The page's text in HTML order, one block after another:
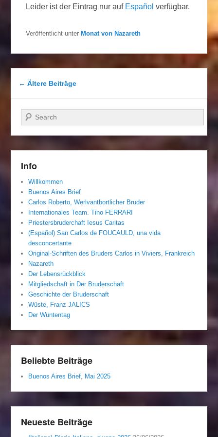
Leider ist der Eintrag nur auf Español verfügbar.
Veröffentlicht unter Monat von Nazareth
Beitragsnavigation
← Ältere Beiträge
Suchen
Info
Willkommen
Buenos Aires Brief
Carlos Roberto, Werlvantbortlicher Bruder
Internationales Team. Tino FERRARI
Priestersbruderchaft Iesus Caritas
(Español) San Carlos de FOUCAULD, una vida
desconcertante
Original-Schriften des Bruders Carlos in Viviers, Frankreich
Nazareth
Der Lebensrückblick
Mitgliedschaft in Der Bruderschaft
Geschichte der Bruderschaft
Wüste, Franz JALICS
Der Wüntentag
Beliebte Beiträge
Buenos Aires Brief, Mai 2025
Neueste Beiträge